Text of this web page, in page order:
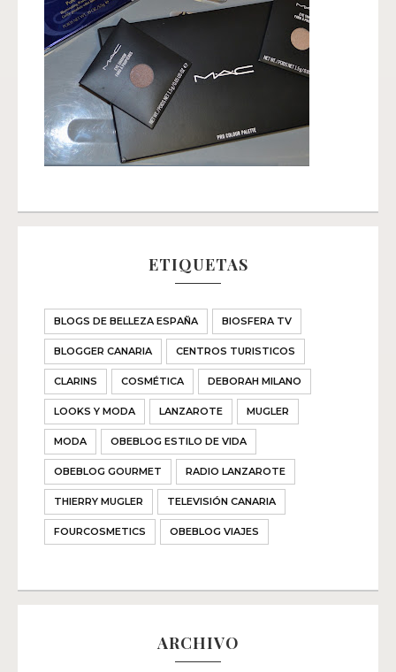
ETIQUETAS
BLOGS DE BELLEZA ESPAÑA BIOSFERA TV
BLOGGER CANARIA CENTROS TURISTICOS
CLARINS COSMÉTICA DEBORAH MILANO
LOOKS Y MODA LANZAROTE MUGLER
MODA OBEBLOG ESTILO DE VIDA
OBEBLOG GOURMET RADIO LANZAROTE
THIERRY MUGLER TELEVISIÓN CANARIA
FOURCOSMETICS OBEBLOG VIAJES
ARCHIVO